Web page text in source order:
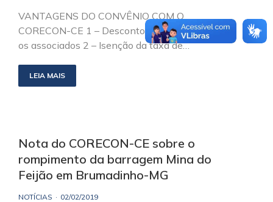
VANTAGENS DO CONVÊNIO COM O
CORECON-CE 1 – Desconto de 12% para
os associados 2 – Isenção da taxa de…
LEIA MAIS
Nota do CORECON-CE sobre o
rompimento da barragem Mina do
Feijão em Brumadinho-MG
NOTÍCIAS 02/02/2019